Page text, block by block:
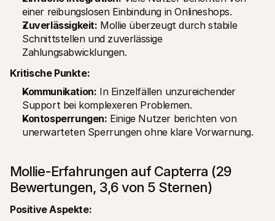
einer reibungslosen Einbindung in Onlineshops.
Zuverlässigkeit: Mollie überzeugt durch stabile
Schnittstellen und zuverlässige
Zahlungsabwicklungen.
Kritische Punkte:
Kommunikation: In Einzelfällen unzureichender
Support bei komplexeren Problemen.
Kontosperrungen: Einige Nutzer berichten von
unerwarteten Sperrungen ohne klare Vorwarnung.
Mollie-Erfahrungen auf Capterra (29
Bewertungen, 3,6 von 5 Sternen)
Positive Aspekte: